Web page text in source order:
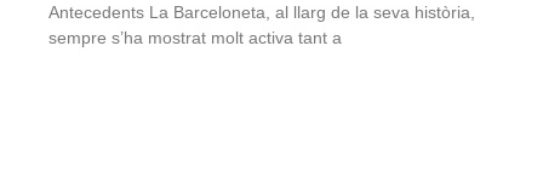
Antecedents La Barceloneta, al llarg de la seva història,
sempre s’ha mostrat molt activa tant a